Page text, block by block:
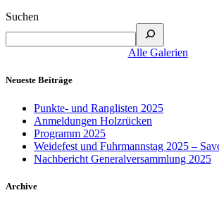
Suchen
Alle Galerien
Neueste Beiträge
Punkte- und Ranglisten 2025
Anmeldungen Holzrücken
Programm 2025
Weidefest und Fuhrmannstag 2025 –
Nachbericht Generalversammlung 2025
Archive